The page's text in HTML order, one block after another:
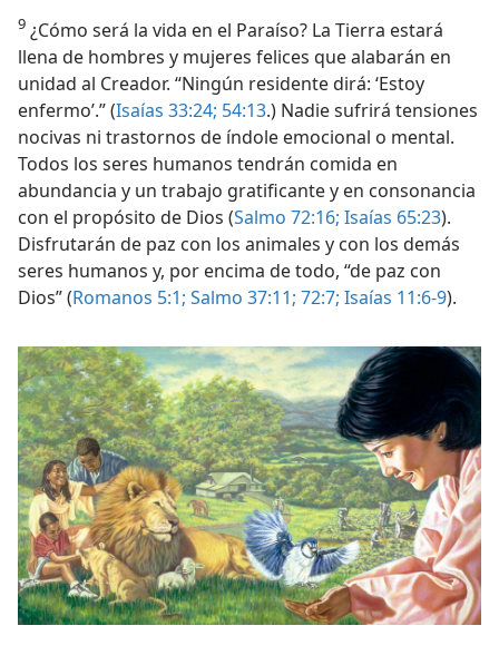
9 ¿Cómo será la vida en el Paraíso? La Tierra estará
llena de hombres y mujeres felices que alabarán en
unidad al Creador. “Ningún residente dirá: ‘Estoy
enfermo’.” (Isaías 33:24; 54:13.) Nadie sufrirá tensiones
nocivas ni trastornos de índole emocional o mental.
Todos los seres humanos tendrán comida en
abundancia y un trabajo gratificante y en consonancia
con el propósito de Dios (Salmo 72:16; Isaías 65:23).
Disfrutarán de paz con los animales y con los demás
seres humanos y, por encima de todo, “de paz con
Dios” (Romanos 5:1; Salmo 37:11; 72:7; Isaías 11:6-9).